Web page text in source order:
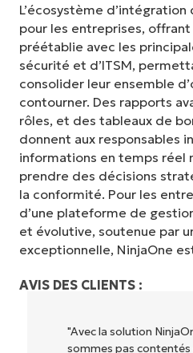
L’écosystème
pour les entreprises,
préétablie avec les
sécurité et d’ITSM,
consolider leur ensemble
contourner. Des rapports
rôles, et des tableaux de
donnent aux responsables
informations en temps réel
prendre des décisions
la conformité. Pour les
d’une plateforme de
et évolutive, soutenue par
exceptionnelle, NinjaOne
AVIS DES CLIENTS :
"NinjaOne permet à
qu'aux propriétaires et